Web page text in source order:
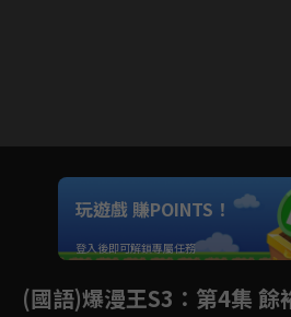
Unmute
如有不便請見諒
玩遊戲 賺POINTS！
登入後即可解鎖專屬任務
(國語)爆漫王S3 ：第4集 餘